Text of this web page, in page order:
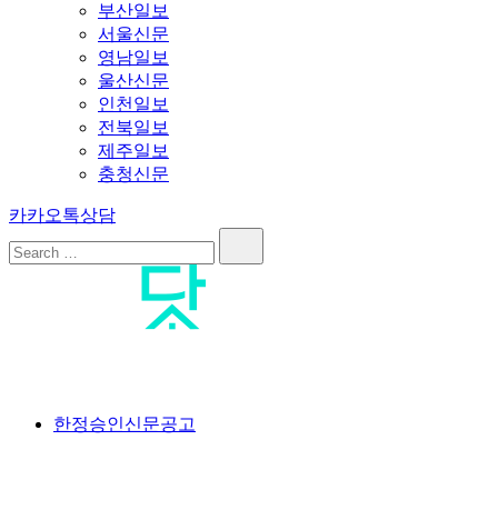
부산일보
서울신문
영남일보
울산신문
인천일보
전북일보
제주일보
충청신문
카카오톡상담
신문공고 #한정승인신문공고 #상속한정승인신문공고 #분실공
한정승인신문공고